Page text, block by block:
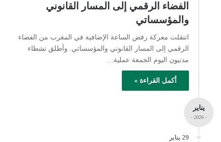
الفضاء الرقمي إلى المسار القانوني
والمؤسساتي
انتقلت معركة رفض الساعة الإضافية في المغرب من الفضاء
الرقمي إلى المسار القانوني والمؤسساتي. وأطلق نشطاء
مدنيون اليوم الجمعة عملية…
أكمل القراءة »
يناير
- 2026 -
29 يناير